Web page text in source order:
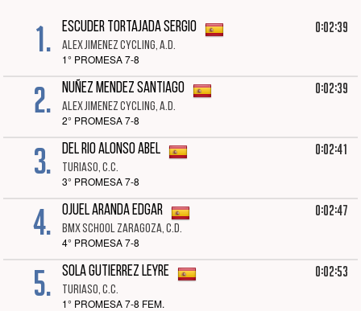
1. ESCUDER TORTAJADA SERGIO
ALEX JIMENEZ CYCLING, A.D.
1° PROMESA 7-8
0:02:39
2. NUÑEZ MENDEZ SANTIAGO
ALEX JIMENEZ CYCLING, A.D.
2° PROMESA 7-8
0:02:39
3. DEL RIO ALONSO ABEL
TURIASO, C.C.
3° PROMESA 7-8
0:02:41
4. OJUEL ARANDA EDGAR
BMX SCHOOL ZARAGOZA, C.D.
4° PROMESA 7-8
0:02:47
5. SOLA GUTIERREZ LEYRE
TURIASO, C.C.
1° PROMESA 7-8 FEM.
0:02:53